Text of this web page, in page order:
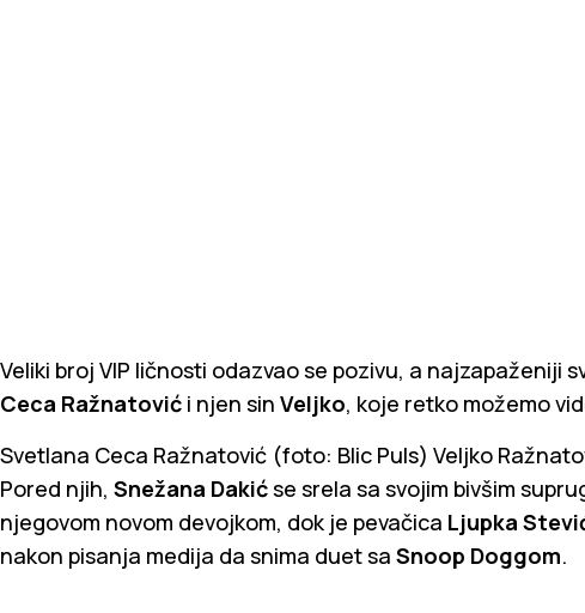
Veliki broj VIP ličnosti odazvao se pozivu, a najzapaženiji
Ceca Ražnatović i njen sin Veljko, koje retko možemo
Svetlana Ceca Ražnatović (foto: Blic Puls) Veljko
Pored njih, Snežana Dakićse srela sa svojim bivšim
njegovom novom devojkom, dok je pevačica Ljupka
nakon pisanja medija da snima duet sa Snoop Doggom.